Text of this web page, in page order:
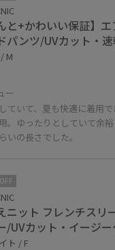
と+かわいい保証】
パンツ/UVカット・
M
ー
ていて、夏も快適に着用
。ゆったりとしていて余
いの長さでした。
ニット フレンチスリ
/UVカット・イージー
ト / F